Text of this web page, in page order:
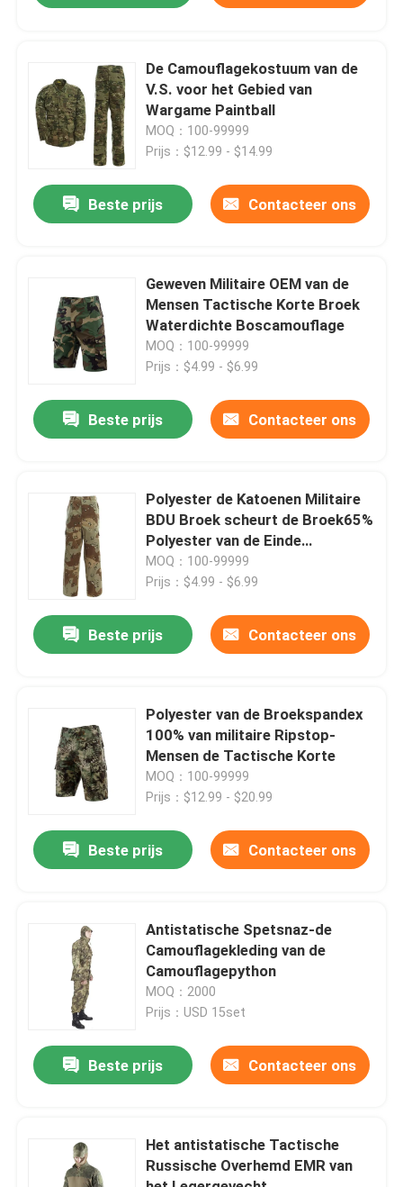
Producten
Video's
Over ons
Kwaliteitscontrole
Nieuws
Vraag een offerte
Militair tactisch kogelvrij vest
De Camouflagekostuum van de
V.S. voor het Gebied van
Wargame Paintball
MOQ：100-99999
Prijs：$12.99 - $14.99
Beste prijs Contacteer ons
Geweven Militaire OEM van de
Mensen Tactische Korte Broek
Waterdichte Boscamouflage
MOQ：100-99999
Prijs：$4.99 - $6.99
Beste prijs Contacteer ons
Polyester de Katoenen Militaire
BDU Broek scheurt de Broek65%
Polyester van de Einde
Boscamouflage BDU
MOQ：100-99999
Prijs：$4.99 - $6.99
Beste prijs Contacteer ons
Polyester van de Broekspandex
100% van militaire Ripstop-
Mensen de Tactische Korte
MOQ：100-99999
Prijs：$12.99 - $20.99
Beste prijs Contacteer ons
Antistatische Spetsnaz-de
Camouflagekleding van de
Camouflagepython
MOQ：2000
Prijs：USD 15set
Beste prijs Contacteer ons
Het antistatische Tactische
Russische Overhemd EMR van